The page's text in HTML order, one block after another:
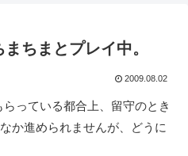
ちまとプレイ中。
2009.08.02
っている都合上、留守のとき
か進められませんが、どうに